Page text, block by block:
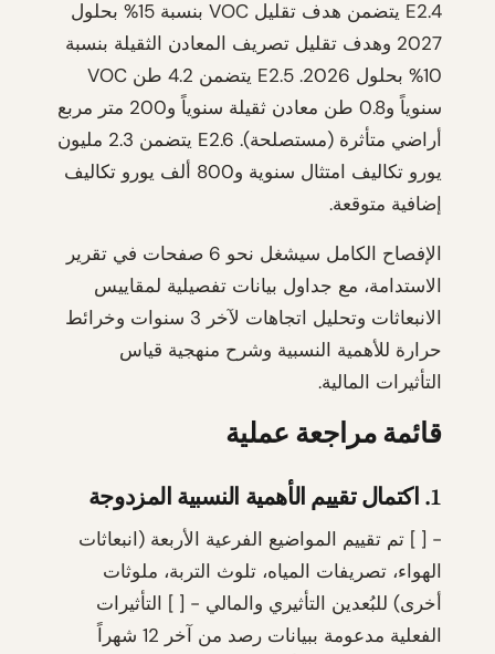
E2.4 يتضمن هدف تقليل VOC بنسبة 15% بحلول
2027 وهدف تقليل تصريف المعادن الثقيلة بنسبة
10% بحلول 2026. E2.5 يتضمن 4.2 طن VOC
سنوياً و0.8 طن معادن ثقيلة سنوياً و200 متر مربع
أراضي متأثرة (مستصلحة). E2.6 يتضمن 2.3 مليون
يورو تكاليف امتثال سنوية و800 ألف يورو تكاليف
إضافية متوقعة.
الإفصاح الكامل سيشغل نحو 6 صفحات في تقرير
الاستدامة، مع جداول بيانات تفصيلية لمقاييس
الانبعاثات وتحليل اتجاهات لآخر 3 سنوات وخرائط
حرارة للأهمية النسبية وشرح منهجية قياس
التأثيرات المالية.
قائمة مراجعة عملية
1. اكتمال تقييم الأهمية النسبية المزدوجة
- [ ] تم تقييم المواضيع الفرعية الأربعة (انبعاثات
الهواء، تصريفات المياه، تلوث التربة، ملوثات
أخرى) للبُعدين التأثيري والمالي - [ ] التأثيرات
الفعلية مدعومة ببيانات رصد من آخر 12 شهراً